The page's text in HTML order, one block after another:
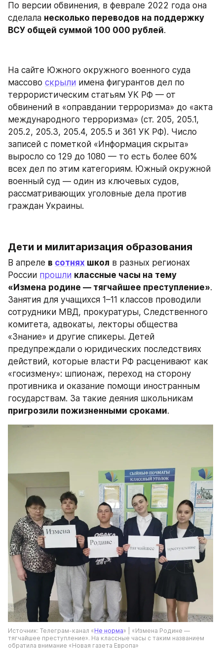
По версии обвинения, в феврале 2022 года она
сделала несколько переводов на поддержку
ВСУ общей суммой 100 000 рублей.
На сайте Южного окружного военного суда
массово скрыли имена фигурантов дел по
террористическим статьям УК РФ — от
обвинений в «оправдании терроризма» до «акта
международного терроризма» (ст. 205, 205.1,
205.2, 205.3, 205.4, 205.5 и 361 УК РФ). Число
записей с пометкой «Информация скрыта»
выросло со 129 до 1080 — то есть более 60%
всех дел по этим категориям. Южный окружной
военный суд — один из ключевых судов,
рассматривающих уголовные дела против
граждан Украины.
Дети и милитаризация образования
В апреле в сотнях школ в разных регионах
России прошли классные часы на тему
«Измена родине — тягчайшее преступление».
Занятия для учащихся 1–11 классов проводили
сотрудники МВД, прокуратуры, Следственного
комитета, адвокаты, лекторы общества
«Знание» и другие спикеры. Детей
предупреждали о юридических последствиях
действий, которые власти РФ расценивают как
«госизмену»: шпионаж, переход на сторону
противника и оказание помощи иностранным
пригрозили пожизненными сроками.
Источник: Телеграм-канал «Не норма» | «Измена Родине —
тягчайшее преступление». На классные часы с таким названием
обратила внимание «Новая газета Европа»